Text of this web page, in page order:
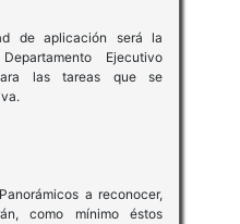
de aplicación será la
Ejecutivo
las tareas que se
a reconocer,
como mínimo éstos